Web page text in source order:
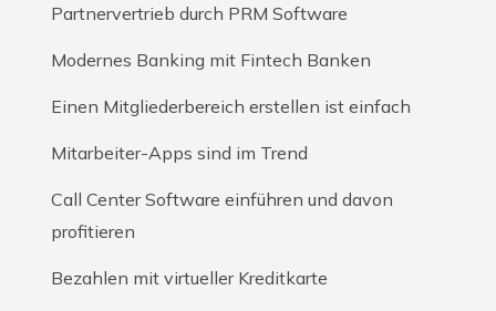
Partnervertrieb durch PRM Software
Modernes Banking mit Fintech Banken
Einen Mitgliederbereich erstellen ist einfach
Mitarbeiter-Apps sind im Trend
Call Center Software einführen und davon
profitieren
Bezahlen mit virtueller Kreditkarte